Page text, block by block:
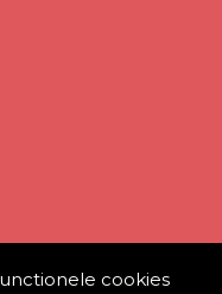
cookies